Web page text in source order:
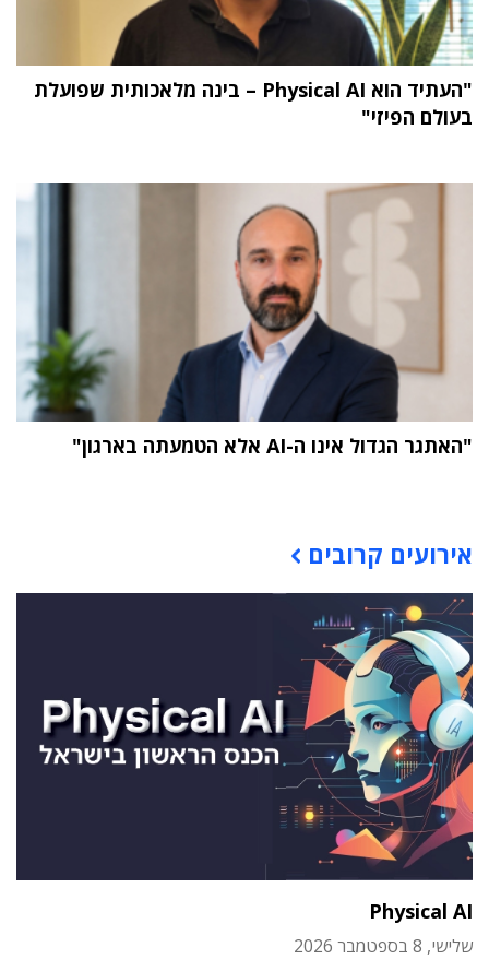
"העתיד הוא Physical AI – בינה מלאכותית שפועלת
בעולם הפיזי"
"האתגר הגדול אינו ה-AI אלא הטמעתה בארגון"
אירועים קרובים
Physical AI
שלישי, 8 בספטמבר 2026